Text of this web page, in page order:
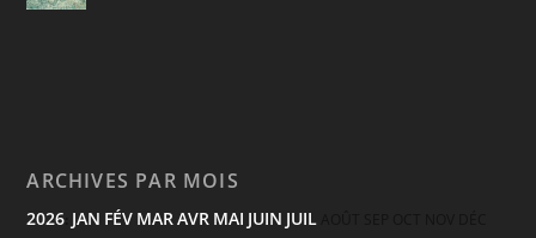
ARCHIVES PAR MOIS
2026 JAN FÉV MARAVR MAI JUIN JUIL